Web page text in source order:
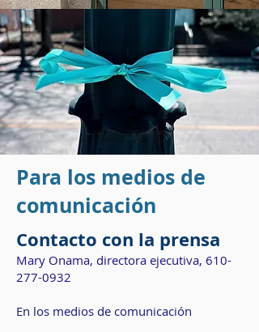
Para los medios de
comunicación
Contacto con la prensa
Mary Onama, directora ejecutiva, 610-
277-0932
En los medios de comunicación